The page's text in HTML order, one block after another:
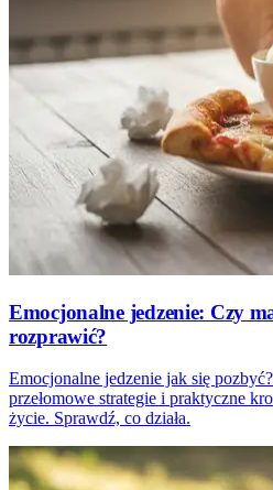
Emocjonalne jedzenie: Czy
rozprawić?
Emocjonalne jedzenie jak się
przełomowe strategie i praktyczne
życie. Sprawdź, co działa.